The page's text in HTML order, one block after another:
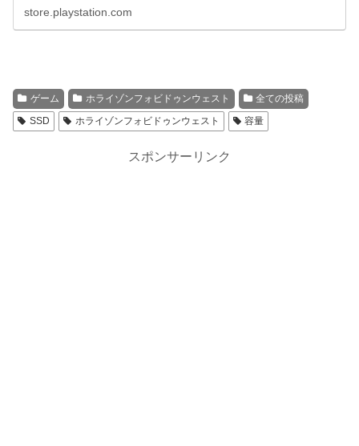
store.playstation.com
ゲーム ホライゾンフォビドゥンウェスト
全ての投稿
SSD
ホライゾンフォビドゥンウェスト 容量
スポンサーリンク